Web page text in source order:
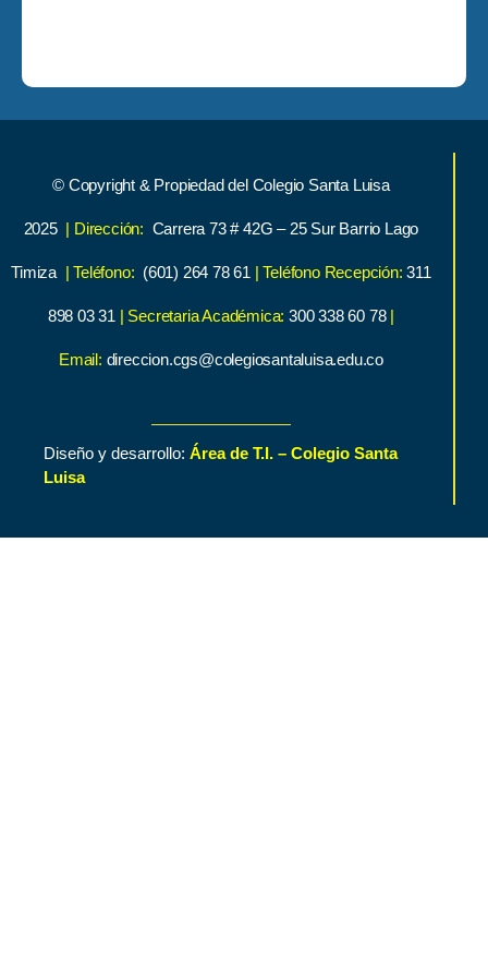
© Copyright & Propiedad del Colegio Santa Luisa
2025 | Dirección: Carrera 73 # 42G – 25 Sur Barrio Lago
Timiza | Teléfono: (601) 264 78 61 | Teléfono Recepción: 311
898 03 31 | Secretaria Académica:300 338 60 78 |
Email: direccion.cgs@colegiosantaluisa.edu.co
Diseño y desarrollo: Área de T.I. – Colegio Santa
Luisa